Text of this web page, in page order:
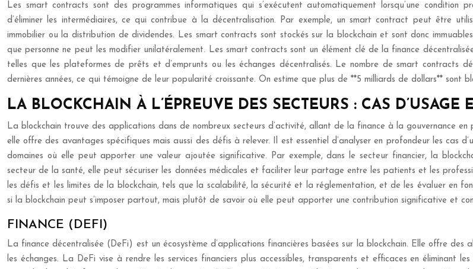
Les smart contracts sont des programmes informatiques qui s’exécutent automatiquement lorsqu’une condition
d’éliminer les intermédiaires, ce qui contribue à la décentralisation. Par exemple, un smart contract peut être
immobilier ou la distribution de dividendes. Les smart contracts sont stockés sur la blockchain et sont donc
que personne ne peut les modifier unilatéralement. Les smart contracts sont un élément clé de la finance
telles que les plateformes de prêts et d’emprunts ou les échanges décentralisés. Le nombre de smart contracts
dernières années, ce qui témoigne de leur popularité croissante. On estime que plus de **5 milliards de dollars** sont
LA BLOCKCHAIN À L’ÉPREUVE DES SECTEURS : CAS D’USAGE
La blockchain trouve des applications dans de nombreux secteurs d’activité, allant de la finance à la gouvernance
elle offre des avantages spécifiques mais aussi des défis à relever. Il est essentiel d’analyser en profondeur les cas
domaines où elle peut apporter une valeur ajoutée significative. Par exemple, dans le secteur financier, la
secteur de la santé, elle peut sécuriser les données médicales et faciliter leur partage entre les patients et les
les défis et les limites de la blockchain, tels que la scalabilité, la sécurité et la réglementation, et de les évaluer en
si la blockchain peut s’imposer partout, mais plutôt de savoir où elle peut apporter une contribution significative et
FINANCE (DEFI)
La finance décentralisée (DeFi) est un écosystème d’applications financières basées sur la blockchain. Elle offre
les échanges. La DeFi vise à rendre les services financiers plus accessibles, transparents et efficaces en éliminant